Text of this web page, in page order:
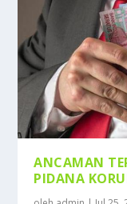
ANCAMAN
PIDANA